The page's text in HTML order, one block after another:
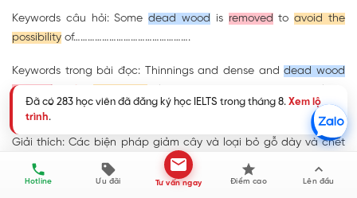
Keywords câu hỏi: Somedead wood is removed toavoid the
possibility of………………………………………….
Keywords trong bài đọc: Thinnings and dense anddead wood
removal
Giải thích: Các biện pháp giảm cây và loại bỏ gỗ dày và chết
để phòng cháy cũng tập trung vào việc sản xuất gỗ ít công
dụng.
Hotline Ưu đãi Tư vấn ngay Điểm cao Lên đầu
Đã có 283 học viên đã đăng ký học IELTS trong tháng 8. Xem lộ
trình.